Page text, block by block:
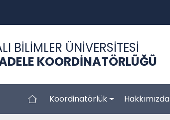
BİLİMLER ÜNİVERSİTESİ
KOORDİNATÖRLÜĞÜ
Koordinatörlük Hakkımızda